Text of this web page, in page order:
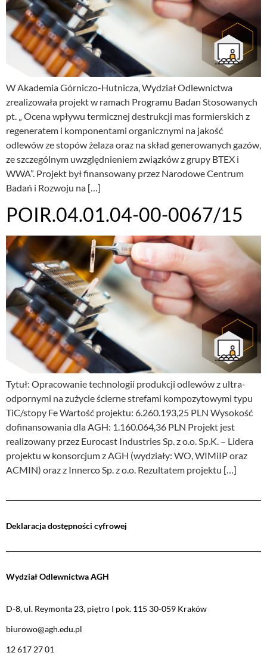
W Akademia Górniczo-Hutnicza, Wydział Odlewnictwa
zrealizowała projekt w ramach Programu Badan Stosowanych
pt. „ Ocena wpływu termicznej destrukcji mas formierskich z
regeneratem i komponentami organicznymi na jakość
odlewów ze stopów żelaza oraz na skład generowanych gazów,
ze szczególnym uwzględnieniem związków z grupy BTEX i
WWA”. Projekt był finansowany przez Narodowe Centrum
Badań i Rozwoju na […]
POIR.04.01.04-00-0067/15
Tytuł: Opracowanie technologii produkcji odlewów z ultra-
odpornymi na zużycie ścierne strefami kompozytowymi typu
TiC/stopy Fe Wartość projektu: 6.260.193,25 PLN Wysokość
dofinansowania dla AGH: 1.160.064,36 PLN Projekt jest
realizowany przez Eurocast Industries Sp. z o.o. Sp.K. – Lidera
projektu w konsorcjum z AGH (wydziały: WO, WIMiIP oraz
ACMIN) oraz z Innerco Sp. z o.o. Rezultatem projektu […]
Deklaracja dostępności cyfrowej
Wydział Odlewnictwa AGH
D-8, ul. Reymonta 23, piętro I pok. 115 30-059 Kraków
biurowo@agh.edu.pl
12 617 27 01